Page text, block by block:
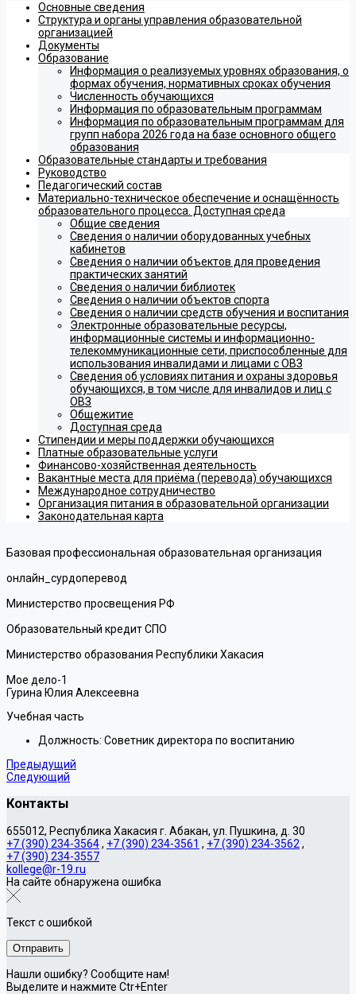
Основные сведения
Структура и органы управления образовательной
организацией
Документы
Образование
Информация о реализуемых уровнях образования, о
формах обучения, нормативных сроках обучения
Численность обучающихся
Информация по образовательным программам
Информация по образовательным программам для
групп набора 2026 года на базе основного общего
образования
Образовательные стандарты и требования
Руководство
Педагогический состав
Материально-техническое обеспечение и оснащённость
образовательного процесса. Доступная среда
Общие сведения
Сведения о наличии оборудованных учебных
кабинетов
Сведения о наличии объектов для проведения
практических занятий
Сведения о наличии библиотек
Сведения о наличии объектов спорта
Сведения о наличии средств обучения и воспитания
Электронные образовательные ресурсы,
информационные системы и информационно-
телекоммуникационные сети, приспособленные для
использования инвалидами и лицами с ОВЗ
Сведения об условиях питания и охраны здоровья
обучающихся, в том числе для инвалидов и лиц с
ОВЗ
Общежитие
Доступная среда
Стипендии и меры поддержки обучающихся
Платные образовательные услуги
Финансово-хозяйственная деятельность
Вакантные места для приёма (перевода) обучающихся
Международное сотрудничество
Организация питания в образовательной организации
Законодательная карта
Базовая профессиональная образовательная организация
онлайн_сурдоперевод
Министерство просвещения РФ
Образовательный кредит СПО
Министерство образования Республики Хакасия
Мое дело-1
Гурина Юлия Алексеевна
Учебная часть
Должность: Советник директора по воспитанию
Предыдущий
Следующий
Контакты
655012, Республика Хакасия г. Абакан, ул. Пушкина, д. 30
+7 (390) 234-3564, +7 (390) 234-3561 , +7 (390) 234-3562 ,
+7 (390) 234-3557
kollege@r-19.ru
На сайте обнаружена ошибка
Текст с ошибкой
Нашли ошибку? Сообщите нам!
Выделите и нажмите Ctr+Enter